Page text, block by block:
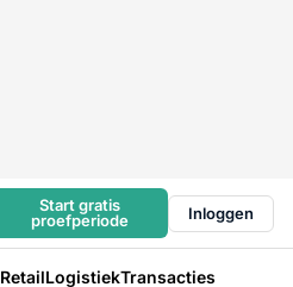
Start gratis
proefperiode
Inloggen
RetailLogistiekTransacties